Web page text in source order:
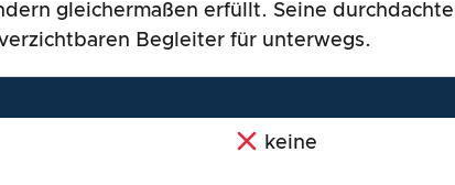
gleichermaßen erfüllt. Seine
Begleiter für unterwegs.
keine